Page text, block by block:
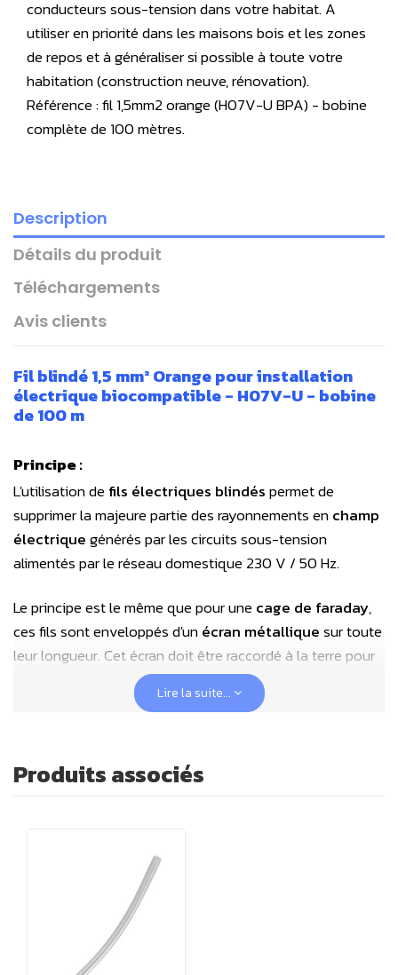
conducteurs sous-tension dans votre habitat. A
utiliser en priorité dans les maisons bois et les zones
de repos et à généraliser si possible à toute votre
habitation (construction neuve, rénovation).
Référence : fil 1,5mm2 orange (H07V-U BPA) - bobine
complète de 100 mètres.
Description
Détails du produit
Téléchargements
Avis clients
Fil blindé 1,5 mm² Orange pour installation
électrique biocompatible - H07V-U - bobine
de 100 m
Principe :
L'utilisation defils électriques blindéspermet de
supprimer la majeure partie des rayonnements enchamp
électriquegénérés par les circuits sous-tension
alimentés par le réseau domestique 230 V / 50 Hz.
Le principe est le même que pour unecage de faraday,
ces fils sont enveloppés d'unécran métalliquesur toute
leur longueur. Cet écran doit être raccordé à la terre pour
rendre fonctionnel le blindage. La mise à la terre du fil
blindé s'effectue sur lefil de continuité
L'objectif de ces fils blindés est de participer à la
repos tels que les chambres et autres emplacements à
forte présence (bureau, canapé, cuisine, etc).
Pour la réalisation d'une installation électrique
biocompatible à l'aide de fils blindés,
Lire la suite...
Produits associés